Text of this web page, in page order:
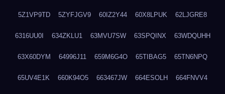
5Z1VP9TD 5ZYFJGV9 60IZ2Y44 60X8LPUK 62LJGRE8
6316UU0I 634ZKLU1 63MVU7SW 63SPQINX 63WDQUHH
63X60DYM 64996J11 659M6G4O 65TIBAG5 65TN6NPQ
65UV4E1K 660K94O5 663467JW 664ESOLH 664FNVV4